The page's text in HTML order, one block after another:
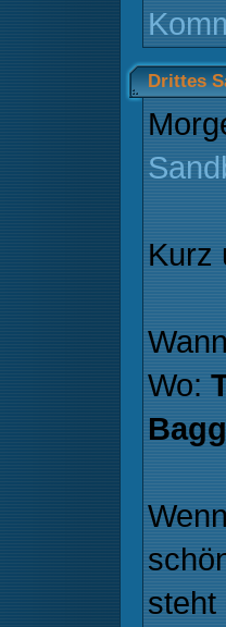
Drittes
Kurz
Wo:
steht